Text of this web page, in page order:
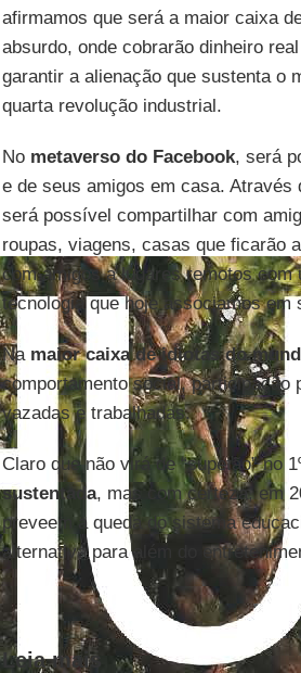
afirmamos que será a maior caixa
absurdo, onde cobrarão dinheiro
garantir a alienação que sustenta o
quarta revolução industrial.
No metaverso do Facebook, será
e de seus amigos em casa.
será possível compartilhar com
roupas, viagens, casas que ficarão
com amigos a lugares remotos
tecnologia que hoje associamos
Na maior caixa de idiotas do
comportamento social,
vazadas e trabalhadas.
Claro que não virá de “supetão” no
sustentada, mas com certeza, em
preveem a queda do sistema
alternativa para além do
Leia mais